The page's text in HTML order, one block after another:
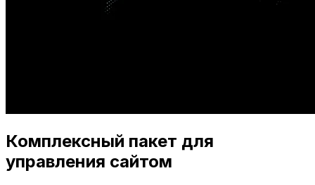
Комплексный пакет для
управления сайтом